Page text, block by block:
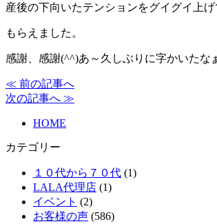
産後の下向いたテンションをグイグイ上げ
もらえました。
感謝、感謝(^^)あ～久しぶりに字かいたな
≪ 前の記事へ
次の記事へ ≫
HOME
カテゴリー
１０代から７０代 (1)
LALA代理店 (1)
イベント (2)
お客様の声 (586)